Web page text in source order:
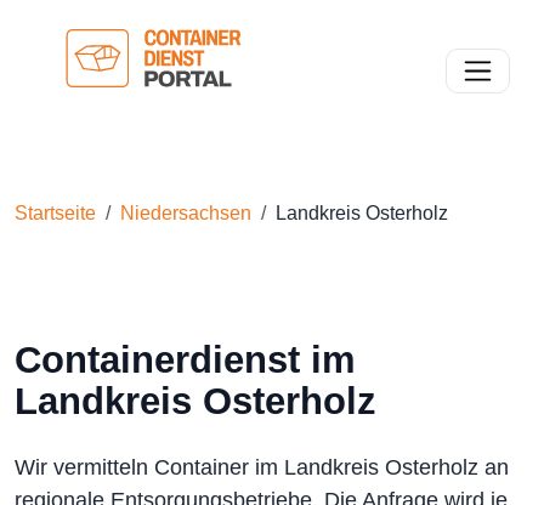
Toggle
Startseite Niedersachsen Landkreis Osterholz
Containerdienst im
Landkreis Osterholz
Wir vermitteln Container im Landkreis Osterholz an
regionale Entsorgungsbetriebe. Die Anfrage wird je